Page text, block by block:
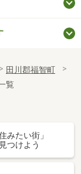
田川郡福智町
覧
住みたい街」
つけよう